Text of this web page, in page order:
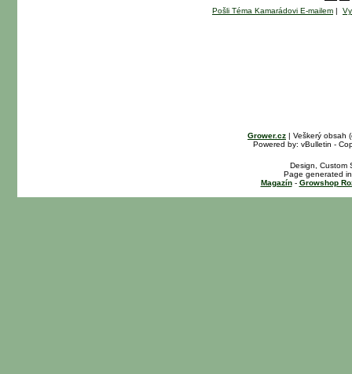
Pošli Téma Kamarádovi E-mailem |
Grower.cz | Veškerý obsah
Powered by: vBulletin -
Design, Custom
Page generated
Magazín- Growshop